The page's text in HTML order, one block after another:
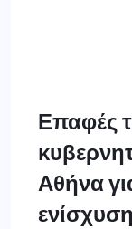
Επαφές
Αθήνα